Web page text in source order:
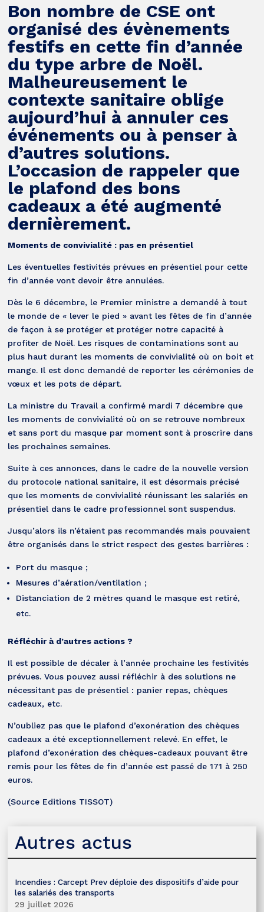
Bon nombre de CSE ont
organisé des évènements
festifs en cette fin d’année
du type arbre de Noël.
Malheureusement le
contexte sanitaire oblige
aujourd’hui à annuler ces
événements ou à penser à
d’autres solutions.
L’occasion de rappeler que
le plafond des bons
cadeaux a été augmenté
dernièrement.
Moments de convivialité : pas en présentiel
Les éventuelles festivités prévues en présentiel pour cette
fin d’année vont devoir être annulées.
Dès le 6 décembre, le Premier ministre a demandé à tout
le monde de « lever le pied » avant les fêtes de fin d’année
de façon à se protéger et protéger notre capacité à
profiter de Noël. Les risques de contaminations sont au
plus haut durant les moments de convivialité où on boit et
mange. Il est donc demandé de reporter les cérémonies de
vœux et les pots de départ.
La ministre du Travail a confirmé mardi 7 décembre que
les moments de convivialité où on se retrouve nombreux
et sans port du masque par moment sont à proscrire dans
les prochaines semaines.
Suite à ces annonces, dans le cadre de la nouvelle version
du protocole national sanitaire, il est désormais précisé
que les moments de convivialité réunissant les salariés en
présentiel dans le cadre professionnel sont suspendus.
Jusqu’alors ils n’étaient pas recommandés mais pouvaient
être organisés dans le strict respect des gestes barrières :
Port du masque ;
Mesures d’aération/ventilation ;
Distanciation de 2 mètres quand le masque est retiré,
etc.
Réfléchir à d’autres actions ?
Il est possible de décaler à l’année prochaine les festivités
prévues. Vous pouvez aussi réfléchir à des solutions ne
nécessitant pas de présentiel : panier repas, chèques
cadeaux, etc.
N’oubliez pas que le plafond d’exonération des chèques
cadeaux a été exceptionnellement relevé. En effet, le
plafond d’exonération des chèques-cadeaux pouvant être
remis pour les fêtes de fin d’année est passé de 171 à 250
euros.
(Source Editions TISSOT)
Autres actus
Incendies : Carcept Prev déploie des dispositifs d’aide pour
les salariés des transports
29 juillet 2026